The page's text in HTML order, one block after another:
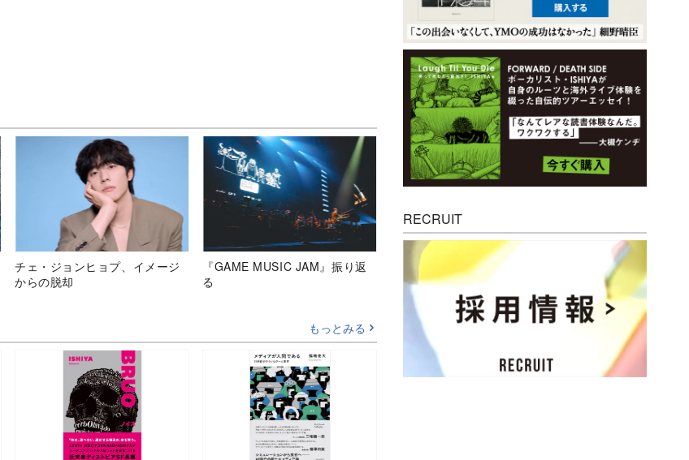
チェ・ジョンヒョプ、イメージ
からの脱却
『GAME MUSIC JAM』振り返
る
もっとみる
RECRUIT